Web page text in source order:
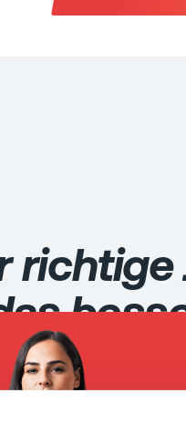
richtige